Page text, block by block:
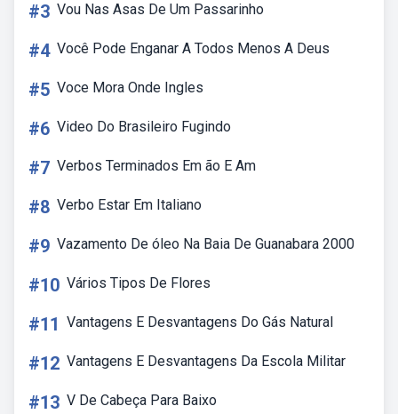
#3 Vou Nas Asas De Um Passarinho
#4 Você Pode Enganar A Todos Menos A Deus
#5 Voce Mora Onde Ingles
#6 Video Do Brasileiro Fugindo
#7 Verbos Terminados Em ão E Am
#8 Verbo Estar Em Italiano
#9 Vazamento De óleo Na Baia De Guanabara 2000
#10 Vários Tipos De Flores
#11 Vantagens E Desvantagens Do Gás Natural
#12 Vantagens E Desvantagens Da Escola Militar
#13 V De Cabeça Para Baixo